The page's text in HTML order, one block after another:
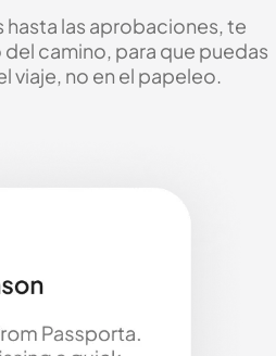
las aprobaciones, te
camino, para que puedas
viaje, no en el papeleo.